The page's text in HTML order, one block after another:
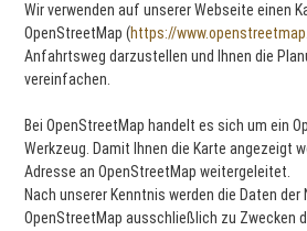
Wir verwenden auf unserer Webseite einen
OpenStreetMap (https://
Anfahrtsweg darzustellen und Ihnen die
vereinfachen.
Bei OpenStreetMap handelt es sich um ein
Werkzeug. Damit Ihnen die Karte angezeigt
Adresse an OpenStreetMap weitergeleitet.
Nach unserer Kenntnis werden die Daten der
OpenStreetMap ausschließlich zu Zwecken